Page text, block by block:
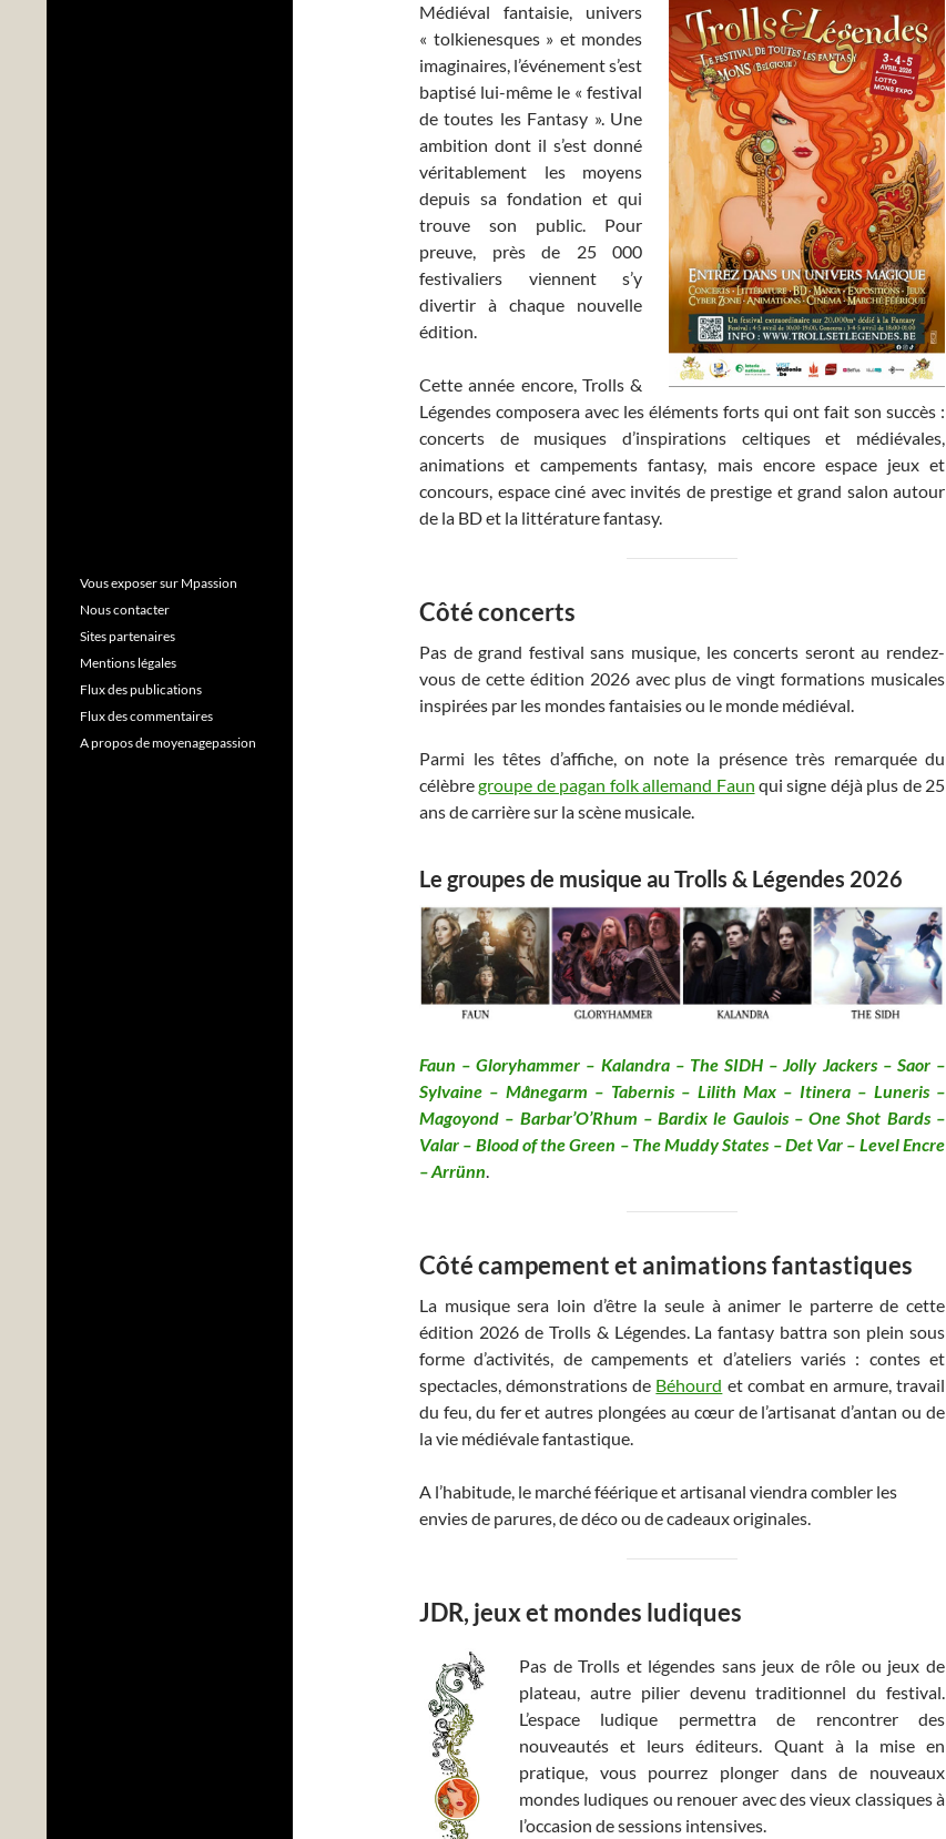
Médiéval fantaisie, univers
« tolkienesques » et mondes
imaginaires, l’événement s’est
baptisé lui-même le « festival
de toutes les Fantasy ». Une
ambition dont il s’est donné
véritablement les moyens
depuis sa fondation et qui
trouve son public. Pour
preuve, près de 25 000
festivaliers viennent s’y
divertir à chaque nouvelle
édition.
Cette année encore, Trolls &
Légendes composera avec les éléments forts qui ont fait son succès :
concerts de musiques d’inspirations celtiques et médiévales,
animations et campements fantasy, mais encore espace jeux et
concours, espace ciné avec invités de prestige et grand salon autour
de la BD et la littérature fantasy.
Côté concerts
Pas de grand festival sans musique, les concerts seront au rendez-
vous de cette édition 2026 avec plus de vingt formations musicales
inspirées par les mondes fantaisies ou le monde médiéval.
Parmi les têtes d’affiche, on note la présence très remarquée du
célèbregroupe de pagan folk allemand Faun qui signe déjà plus de 25
ans de carrière sur la scène musicale.
Le groupes de musique au Trolls & Légendes 2026
Faun – Gloryhammer – Kalandra – The SIDH – Jolly Jackers – Saor –
Sylvaine – Månegarm – Tabernis – Lilith Max – Itinera – Luneris –
Magoyond – Barbar’O’Rhum – Bardix le Gaulois – One Shot Bards –
Valar – Blood of the Green – The Muddy States – Det Var – Level Encre
– Arrünn.
Côté campement et animations fantastiques
La musique sera loin d’être la seule à animer le parterre de cette
édition 2026 de Trolls & Légendes. La fantasy battra son plein sous
forme d’activités, de campements et d’ateliers variés : contes et
spectacles, démonstrations de Béhourd et combat en armure, travail
du feu, du fer et autres plongées au cœur de l’artisanat d’antan ou de
la vie médiévale fantastique.
A l’habitude, le marché féérique et artisanal viendra combler les
envies de parures, de déco ou de cadeaux originales.
JDR, jeux et mondes ludiques
Pas de Trolls et légendes sans jeux de rôle ou jeux de
plateau, autre pilier devenu traditionnel du festival.
L’espace ludique permettra de rencontrer des
nouveautés et leurs éditeurs. Quant à la mise en
pratique, vous pourrez plonger dans de nouveaux
mondes ludiques ou renouer avec des vieux classiques à
l’occasion de sessions intensives.
Vous exposer sur Mpassion
Nous contacter
Sites partenaires
Mentions légales
Flux des publications
Flux des commentaires
A propos de moyenagepassion